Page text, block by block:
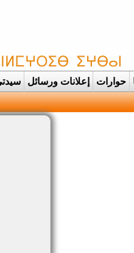
حوارات إعلانات ورسائل سيدتي